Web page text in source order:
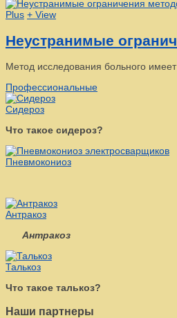
Plus + View
Неустранимые
Метод исследования больного
Профессиональные
Сидероз
Что такое сидероз?
Пневмокониоз
Антракоз
Антракоз
Талькоз
Что такое талькоз?
Наши партнеры